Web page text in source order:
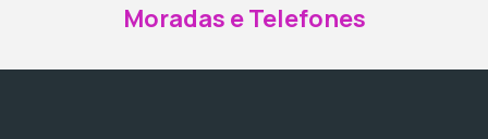
Moradas e Telefones